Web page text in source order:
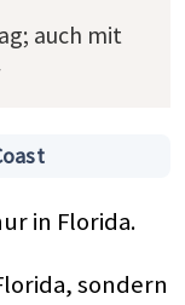
auch mit
in Florida.
sondern